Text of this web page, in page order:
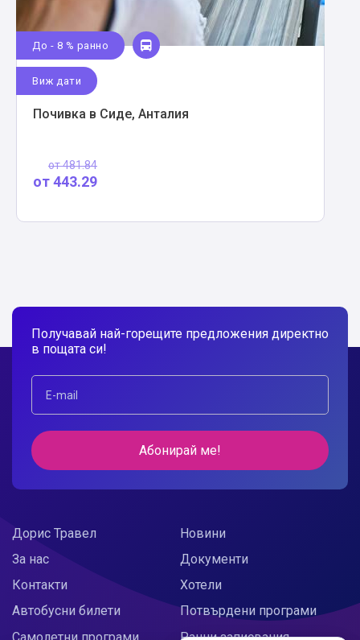
До - 8 % ранно
Виж дати
Почивка в Сиде, Анталия
от481.84
от443.29
Получавай най-горещите предложения директно
в пощата си!
Абонирай ме!
Дорис Травел
За нас
Контакти
Новини
Документи
Хотели
Автобусни билети
Самолетни програми
Потвърдени програми
Ранни записвания